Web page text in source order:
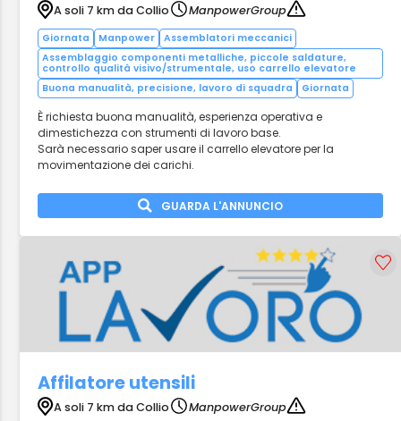
A soli 7 km da Collio ManpowerGroup
Giornata Manpower
Assemblatori meccanici
Assemblaggio componenti metalliche, piccole saldature,
controllo qualità visivo/strumentale, uso carrello elevatore
Buona manualità, precisione, lavoro di squadra
Giornata
È richiesta buona manualità, esperienza operativa e
dimestichezza con strumenti di lavoro base.
Sarà necessario saper usare il carrello elevatore per la
movimentazione dei carichi.
GUARDA L'ANNUNCIO
Affilatore utensili
A soli 7 km da Collio
ManpowerGroup